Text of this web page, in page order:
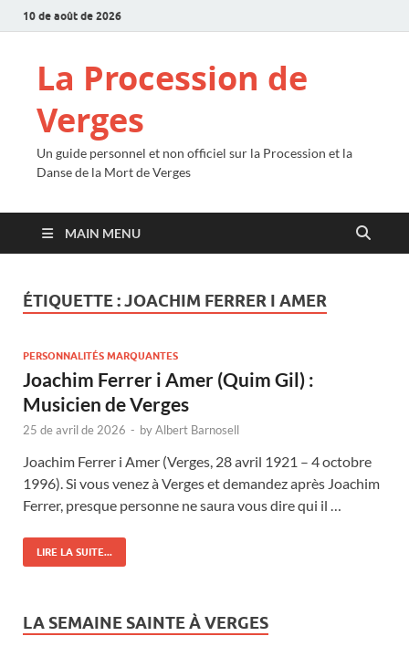
10 de août de 2026
La Procession de
Verges
Un guide personnel et non officiel sur la Procession et la
Danse de la Mort de Verges
MAIN MENU
ÉTIQUETTE :JOACHIM FERRER I AMER
PERSONNALITÉS MARQUANTES
Joachim Ferrer i Amer (Quim Gil) :
Musicien de Verges
25 de avril de 2026 - byAlbert Barnosell
Joachim Ferrer i Amer (Verges, 28 avril 1921 – 4 octobre
1996). Si vous venez à Verges et demandez après Joachim
Ferrer, presque personne ne saura vous dire qui il …
LIRE LA SUITE...
LA SEMAINE SAINTE À VERGES